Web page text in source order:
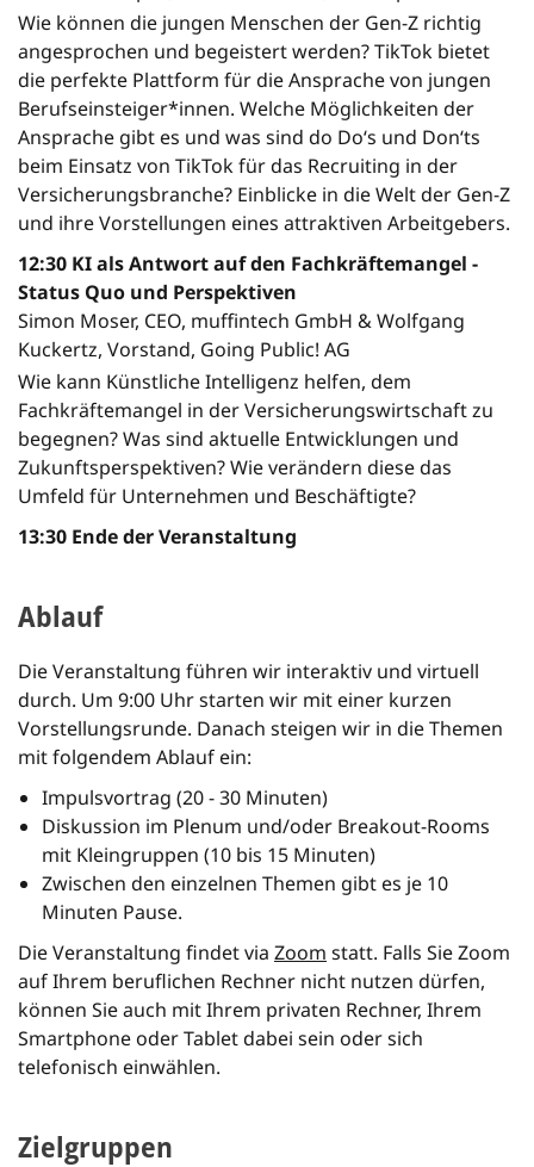
Wie können die jungen Menschen der Gen-Z richtig
angesprochen und begeistert werden? TikTok bietet
die perfekte Plattform für die Ansprache von jungen
Berufseinsteiger*innen. Welche Möglichkeiten der
Ansprache gibt es und was sind do Do‘s und Don‘ts
beim Einsatz von TikTok für das Recruiting in der
Versicherungsbranche? Einblicke in die Welt der Gen-Z
und ihre Vorstellungen eines attraktiven Arbeitgebers.
12:30 KI als Antwort auf den Fachkräftemangel -
Status Quo und Perspektiven
Simon Moser, CEO, muffintech GmbH & Wolfgang
Kuckertz, Vorstand, Going Public! AG
Wie kann Künstliche Intelligenz helfen, dem
Fachkräftemangel in der Versicherungswirtschaft zu
begegnen? Was sind aktuelle Entwicklungen und
Zukunftsperspektiven? Wie verändern diese das
Umfeld für Unternehmen und Beschäftigte?
13:30 Ende der Veranstaltung
Ablauf
Die Veranstaltung führen wir interaktiv und virtuell
durch. Um 9:00 Uhr starten wir mit einer kurzen
Vorstellungsrunde. Danach steigen wir in die Themen
mit folgendem Ablauf ein:
Impulsvortrag (20 - 30 Minuten)
Diskussion im Plenum und/oder Breakout-Rooms
mit Kleingruppen (10 bis 15 Minuten)
Zwischen den einzelnen Themen gibt es je 10
Minuten Pause.
Die Veranstaltung findet via Zoom statt. Falls Sie Zoom
auf Ihrem beruflichen Rechner nicht nutzen dürfen,
können Sie auch mit Ihrem privaten Rechner, Ihrem
Smartphone oder Tablet dabei sein oder sich
telefonisch einwählen.
Zielgruppen